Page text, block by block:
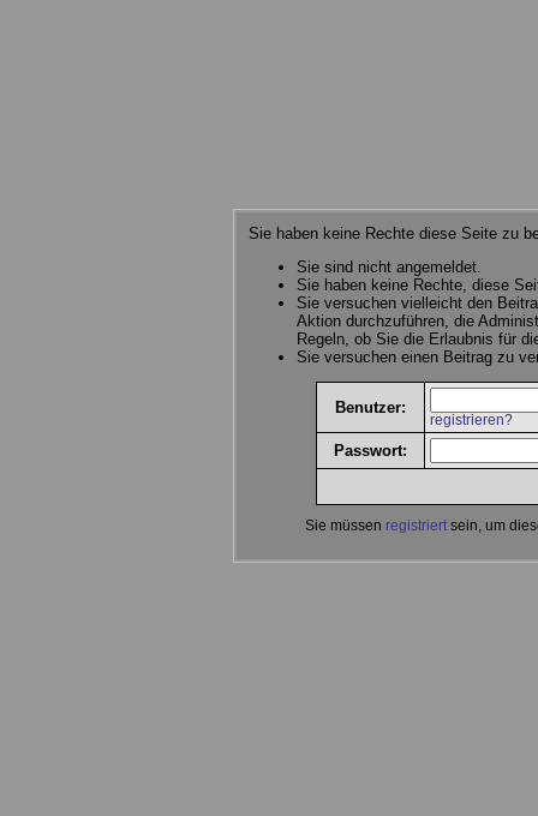
Sie haben keine Rechte diese Seite zu
Sie sind nicht angemeldet.
Sie haben keine Rechte, diese
Sie versuchen vielleicht den
Aktion durchzuführen, die
Regeln, ob Sie die Erlaubnis für
Sie versuchen einen Beitrag zu
Benutzer:
registrieren?
Passwort:
Sie müssen registriert sein, um